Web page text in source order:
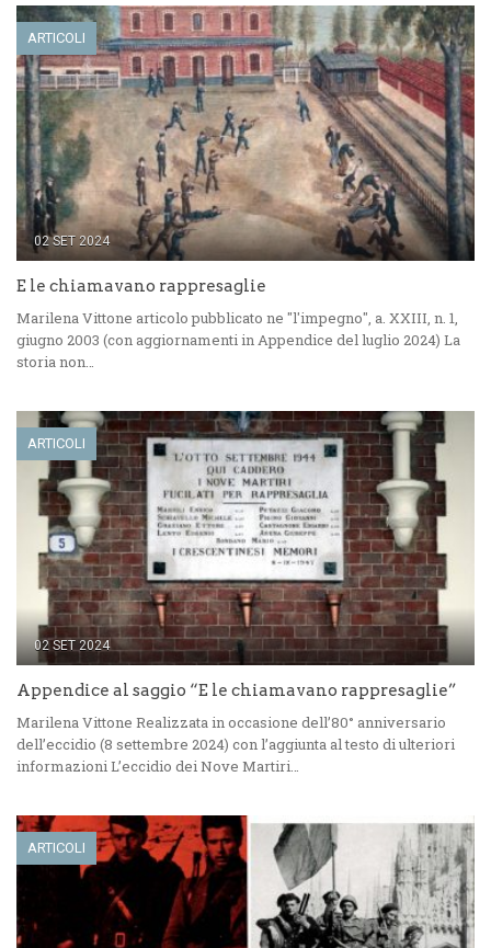
ARTICOLI
02 SET 2024
E le chiamavano rappresaglie
Marilena Vittone articolo pubblicato ne "l'impegno", a. XXIII, n. 1,
giugno 2003 (con aggiornamenti in Appendice del luglio 2024) La
storia non…
ARTICOLI
02 SET 2024
Appendice al saggio “E le chiamavano rappresaglie”
Marilena Vittone Realizzata in occasione dell’80° anniversario
dell’eccidio (8 settembre 2024) con l’aggiunta al testo di ulteriori
informazioni L’eccidio dei Nove Martiri…
ARTICOLI